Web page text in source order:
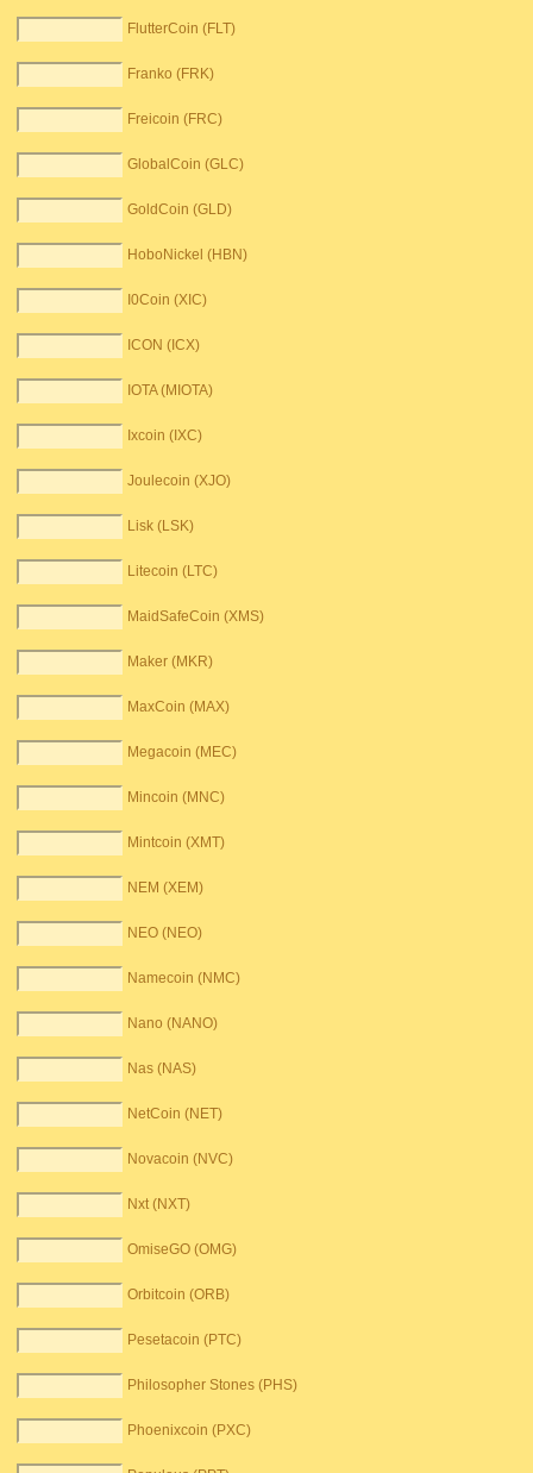
FlutterCoin (FLT)
Franko (FRK)
Freicoin (FRC)
GlobalCoin (GLC)
GoldCoin (GLD)
HoboNickel (HBN)
I0Coin (XIC)
ICON (ICX)
IOTA (MIOTA)
Ixcoin (IXC)
Joulecoin (XJO)
Lisk (LSK)
Litecoin (LTC)
MaidSafeCoin (XMS)
Maker (MKR)
MaxCoin (MAX)
Megacoin (MEC)
Mincoin (MNC)
Mintcoin (XMT)
NEM (XEM)
NEO (NEO)
Namecoin (NMC)
Nano (NANO)
Nas (NAS)
NetCoin (NET)
Novacoin (NVC)
Nxt (NXT)
OmiseGO (OMG)
Orbitcoin (ORB)
Pesetacoin (PTC)
Philosopher Stones (PHS)
Phoenixcoin (PXC)